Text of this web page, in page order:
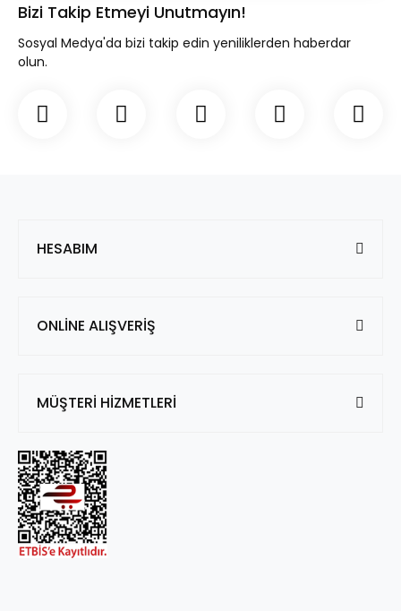
Bizi Takip Etmeyi Unutmayın!
Sosyal Medya'da bizi takip edin yeniliklerden haberdar
olun.
HESABIM
ONLİNE ALIŞVERİŞ
MÜŞTERİ HİZMETLERİ